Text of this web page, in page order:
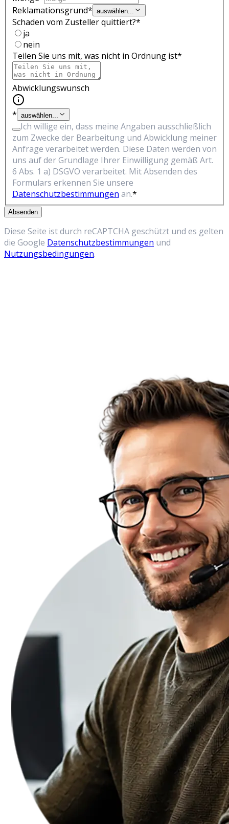
Reklamationsgrund* auswählen...
Schaden vom Zusteller quittiert?*
ja
nein
Teilen Sie uns mit, was nicht in Ordnung ist*
Abwicklungswunsch
* auswählen...
Ich willige ein, dass meine Angaben ausschließlich
zum Zwecke der Bearbeitung und Abwicklung meiner
Anfrage verarbeitet werden. Diese Daten werden von
uns auf der Grundlage Ihrer Einwilligung gemäß Art.
6 Abs. 1 a) DSGVO verarbeitet. Mit Absenden des
Formulars erkennen Sie unsere
Datenschutzbestimmungen an.*
Absenden
Diese Seite ist durch reCAPTCHA geschützt und es gelten
die Google Datenschutzbestimmungen und
Nutzungsbedingungen.